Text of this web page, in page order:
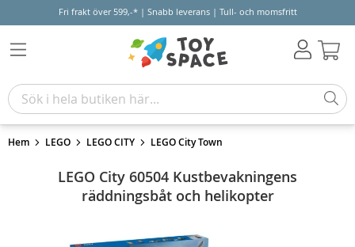
Fri frakt över 599,-* | Snabb leverans | Tull- och momsfritt
Hem LEGO LEGO CITY LEGO City Town
LEGO City 60504 Kustbevakningens
räddningsbåt och helikopter